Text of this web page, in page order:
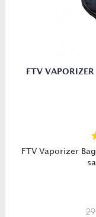
FTV
FTV Vaporizer